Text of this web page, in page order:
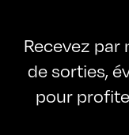
Recevez par
de sorties,
pour